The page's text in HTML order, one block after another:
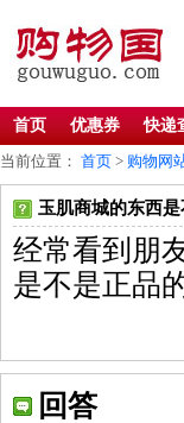
首页 优惠券 快递
当前位置： 首页 > 购物网
玉肌商城的东西
经常看到朋
是不是正品
回答